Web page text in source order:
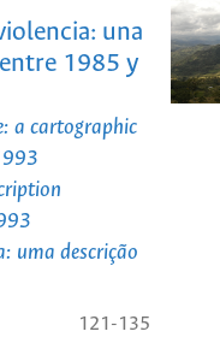
una
1985 y
a cartographic
uma descrição
121-135